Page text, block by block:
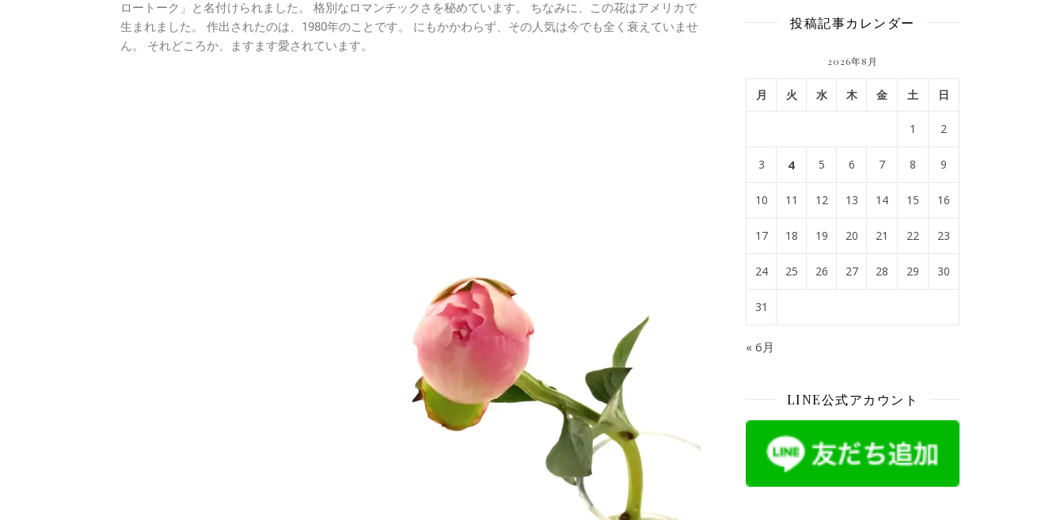
ロートーク」と名付けられました。 格別なロマンチックさを秘めています。 ちなみに、この花はアメリカで
生まれました。 作出されたのは、1980年のことです。 にもかかわらず、その人気は今でも全く衰えていませ
ん。 それどころか、ますます愛されています。
投稿記事カレンダー
2026年8月
月 火 水 木 金 土 日
1 2
3 4 5 6 7 8 9
10 11 12 13 14 15 16
17 18 19 20 21 22 23
24 25 26 27 28 29 30
31
« 6月
LINE公式アカウント